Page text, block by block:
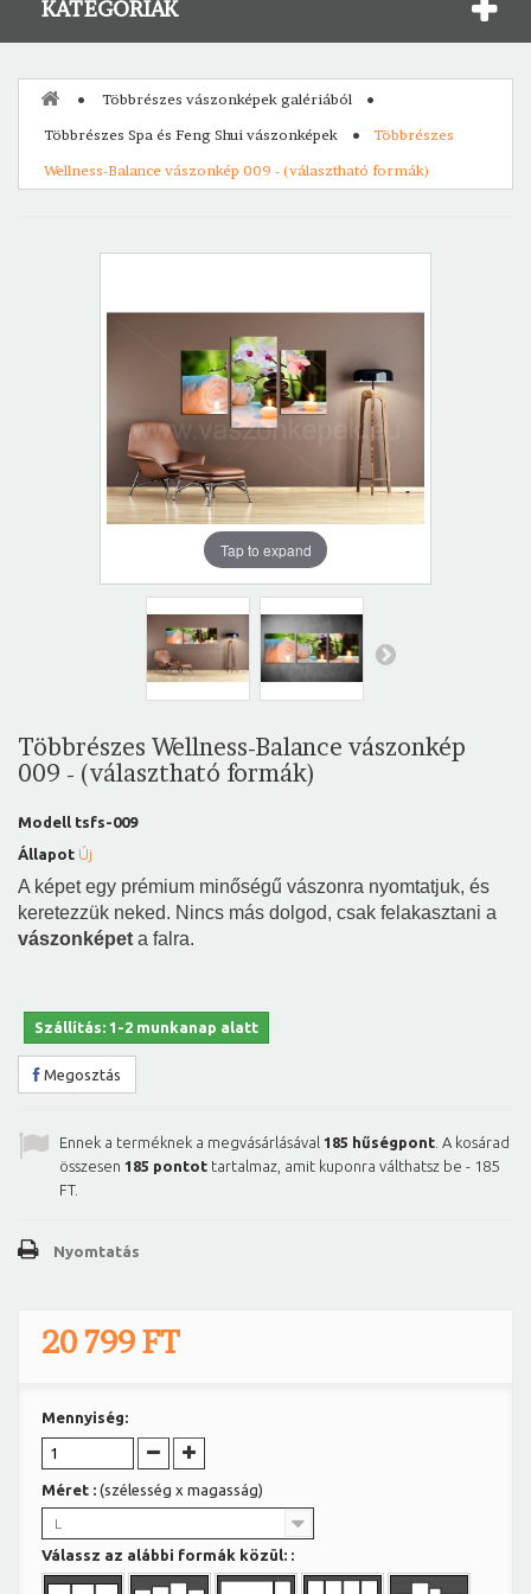
KATEGÓRIÁK
Többrészes vászonképek galériából
Többrészes Spa és Feng Shui vászonképek
Többrészes
Wellness-Balance vászonkép 009 - (választható formák)
Tap to expand
Többrészes Wellness-Balance vászonkép
009 - (választható formák)
Modell tsfs-009
Állapot Új
A képet egy prémium minőségű vászonra nyomtatjuk, és
keretezzük neked. Nincs más dolgod, csak felakasztani a
vászonképet a falra.
Szállítás: 1-2 munkanap alatt
Megosztás
Ennek a terméknek a megvásárlásával 185 hűségpont . A kosárad
összesen 185 pontot tartalmaz, amit kuponra válthatsz be - 185
FT.
Nyomtatás
20 799 FT
Mennyiség:
Méret : (szélesség x magasság)
L
Válassz az alábbi formák közül: :